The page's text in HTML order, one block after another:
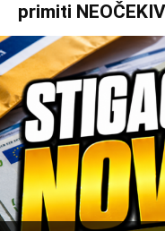
primiti